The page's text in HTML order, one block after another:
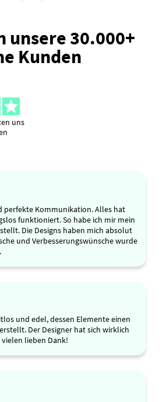
unsere 30.000+
Kunden
uns
perfekte Kommunikation. Alles hat
funktioniert. So habe ich mir mein
Die Designs haben mich absolut
und Verbesserungswünsche wurde
und edel, dessen Elemente einen
Der Designer hat sich wirklich
lieben Dank!